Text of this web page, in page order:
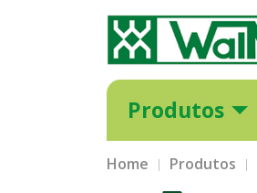
Produtos
Home Produtos